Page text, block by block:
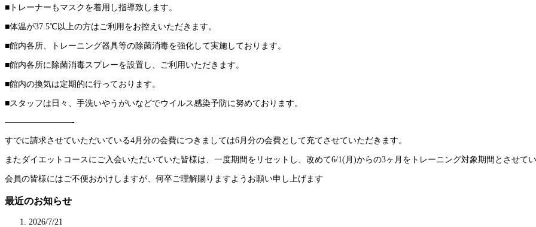
■トレーナーもマスクを着用し指導致します。
■体温が37.5℃以上の方はご利用をお控えいただきます。
■館内各所、トレーニング器具等の除菌消毒を強化して実施しております。
■館内各所に除菌消毒スプレーを設置し、ご利用いただきます。
■館内の換気は定期的に行っております。
■スタッフは日々、手洗いやうがいなどでウイルス感染予防に努めております。
————————-
すでに請求させていただいている4月分の会費につきましては6月分の会費として充てさせていただきます。
またダイエットコースにご入会いただいていた皆様は、一度期間をリセットし、改めて6/1(月)からの3ヶ月をトレーニング対象期間とさせてい
会員の皆様にはご不便おかけしますが、何卒ご理解賜りますようお願い申し上げます
最近のお知らせ
2026/7/21